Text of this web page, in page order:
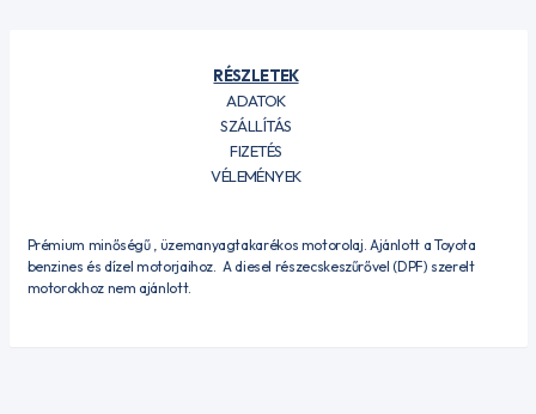
RÉSZLETEK
ADATOK
SZÁLLÍTÁS
FIZETÉS
VÉLEMÉNYEK
Prémium minőségű , üzemanyagtakarékos motorolaj. Ajánlott a Toyota
benzines és dízel motorjaihoz. A diesel részecskeszűrővel (DPF) szerelt
motorokhoz nem ajánlott.